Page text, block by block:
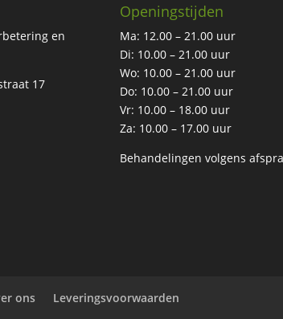
en
17
Openingstijden
Ma: 12.00 – 21.00 uur
Di: 10.00 – 21.00 uur
Wo: 10.00 – 21.00 uur
Do: 10.00 – 21.00 uur
Vr: 10.00 – 18.00 uur
Za: 10.00 – 17.00 uur
Behandelingen volgens
ons Leveringsvoorwaarden